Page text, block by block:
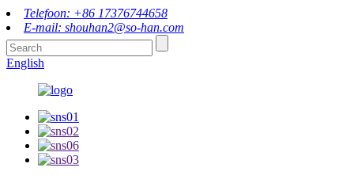
Telefoon: +86 17376744658
E-mail: shouhan2@so-han.com
English